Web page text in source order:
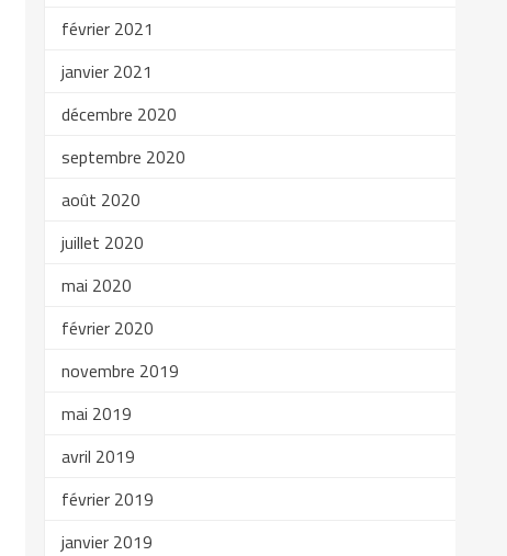
février 2021
janvier 2021
décembre 2020
septembre 2020
août 2020
juillet 2020
mai 2020
février 2020
novembre 2019
mai 2019
avril 2019
février 2019
janvier 2019